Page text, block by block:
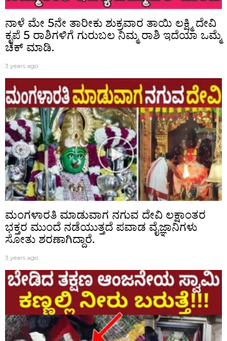
ನಾಳೆ ಮೇ 5ನೇ ತಾರೀಕು ಶುಕ್ರವಾರ ತಾಯಿ ಲಕ್ಷ್ಮಿ ದೇವಿ
ಕೃಪೆ 5 ರಾಶಿಗಳಿಗೆ ಗುರುಬಲ ನಿಮ್ಮ ರಾಶಿ ಇದೆಯಾ ಒಮ್ಮೆ
ಚೆಕ್ ಮಾಡಿ.
3 years ago
ಮಂಗಳಾರತಿ ಮಾಡುವಾಗ ನಗುವ ದೇವಿ ಲಕ್ಷಾಂತರ
ಭಕ್ತರ ಮುಂದೆ ನಡೆಯುತ್ತದೆ ಪವಾಡ ವೈಜ್ಞಾನಿಗಳು
ಸೋತು ಶರಣಾಗಿದ್ದಾರೆ.
3 years ago